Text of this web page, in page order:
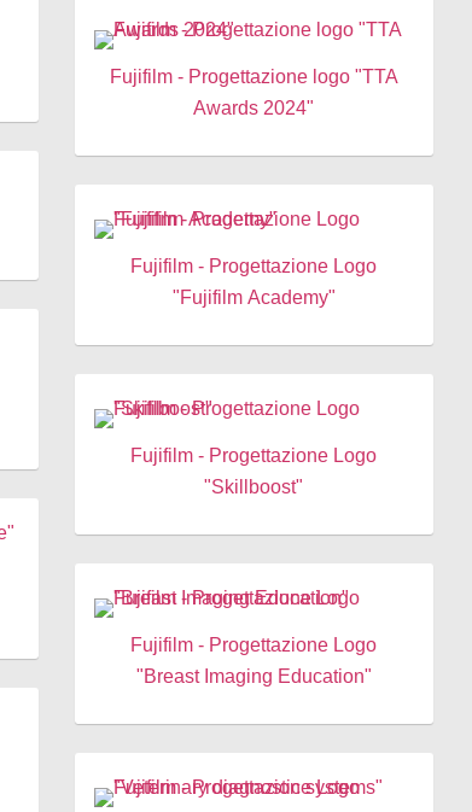
Fujifilm - Progettazione logo "TTA
Awards 2024"
Fujifilm - Progettazione Logo
"Fujifilm Academy"
Fujifilm - Progettazione Logo
"Skillboost"
Fujifilm - Progettazione Logo
"Breast Imaging Education​"